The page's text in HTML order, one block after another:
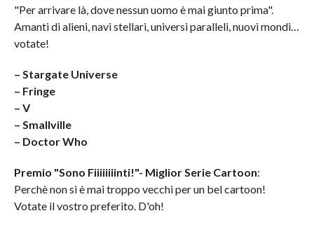
"Per arrivare là, dove nessun uomo è mai giunto prima".
Amanti di alieni, navi stellari, universi paralleli, nuovi mondi…
votate!
– Stargate Universe
– Fringe
– V
– Smallville
– Doctor Who
Premio "Sono Fiiiiiiiinti!"- Miglior Serie Cartoon:
Perchè non si è mai troppo vecchi per un bel cartoon!
Votate il vostro preferito. D'oh!